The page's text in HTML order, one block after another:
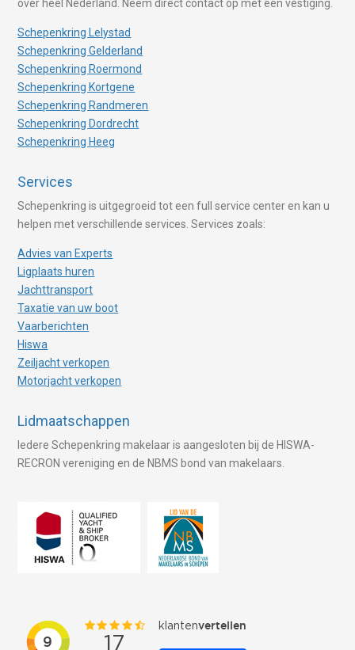
over heel Nederland. Neem direct contact op met een vestiging.
Schepenkring Lelystad
Schepenkring Gelderland
Schepenkring Roermond
Schepenkring Kortgene
Schepenkring Randmeren
Schepenkring Dordrecht
Schepenkring Heeg
Services
Schepenkring is uitgegroeid tot een full service center en kan u
helpen met verschillende services. Services zoals:
Advies van Experts
Ligplaats huren
Jachttransport
Taxatie van uw boot
Vaarberichten
Hiswa
Zeiljacht verkopen
Motorjacht verkopen
Lidmaatschappen
Iedere Schepenkring makelaar is aangesloten bij de HISWA-
RECRON vereniging en de NBMS bond van makelaars.